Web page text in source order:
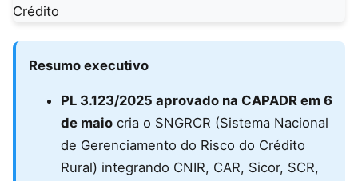
Resumo executivo
PL 3.123/2025 aprovado na CAPADR em 6
de maio cria o SNGRCR (Sistema Nacional
de Gerenciamento do Risco do Crédito
Rural) integrando CNIR, CAR, Sicor, SCR,